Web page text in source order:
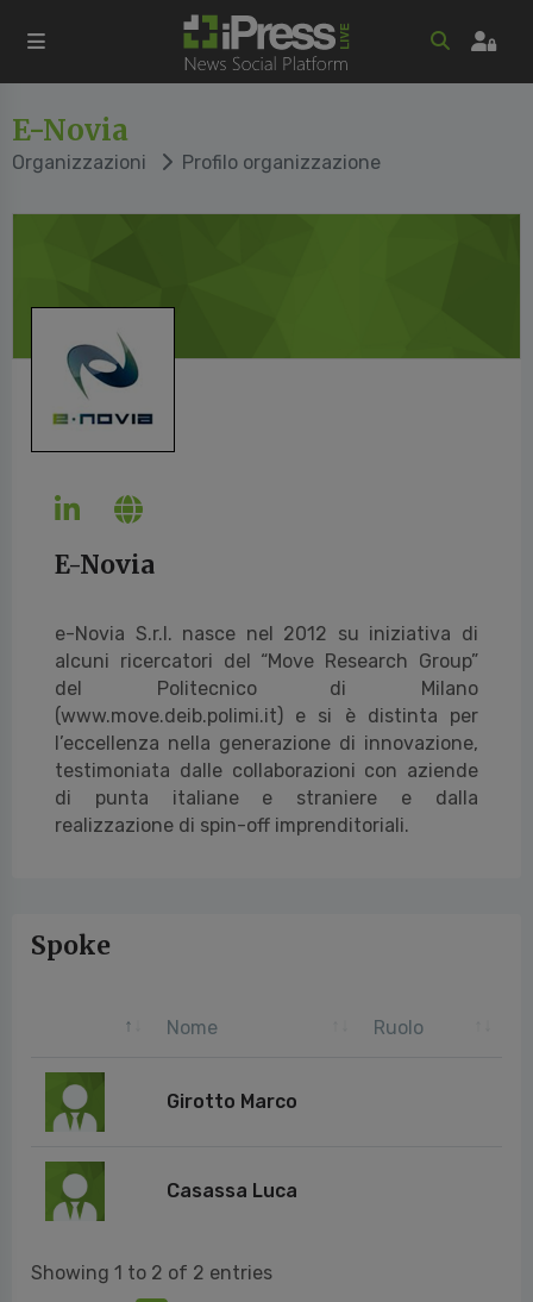
E-Novia
Organizzazioni Profilo organizzazione
E-Novia
e-Novia S.r.l. nasce nel 2012 su iniziativa di
alcuni ricercatori del “Move Research Group”
del Politecnico
di Milano
(www.move.deib.polimi.it) e si è distinta per
l’eccellenza nella generazione di innovazione,
testimoniata dalle collaborazioni con aziende
di punta italiane e straniere e dalla
realizzazione di spin-off imprenditoriali.
Spoke
Nome Ruolo
Girotto Marco
Casassa Luca
Showing 1 to 2 of 2 entries